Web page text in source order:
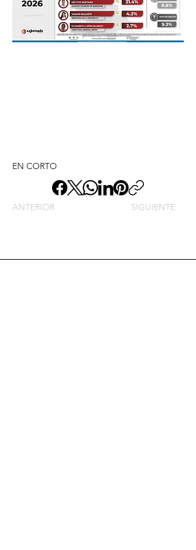
EN CORTO
ANTERIOR SIGUIENTE